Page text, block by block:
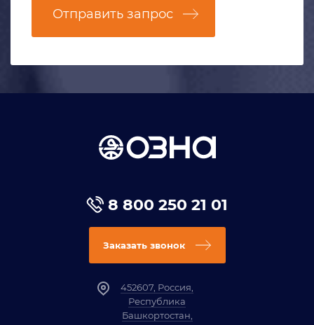
Отправить запрос
8 800 250 21 01
Заказать звонок
452607, Россия,
Республика
Башкортостан,